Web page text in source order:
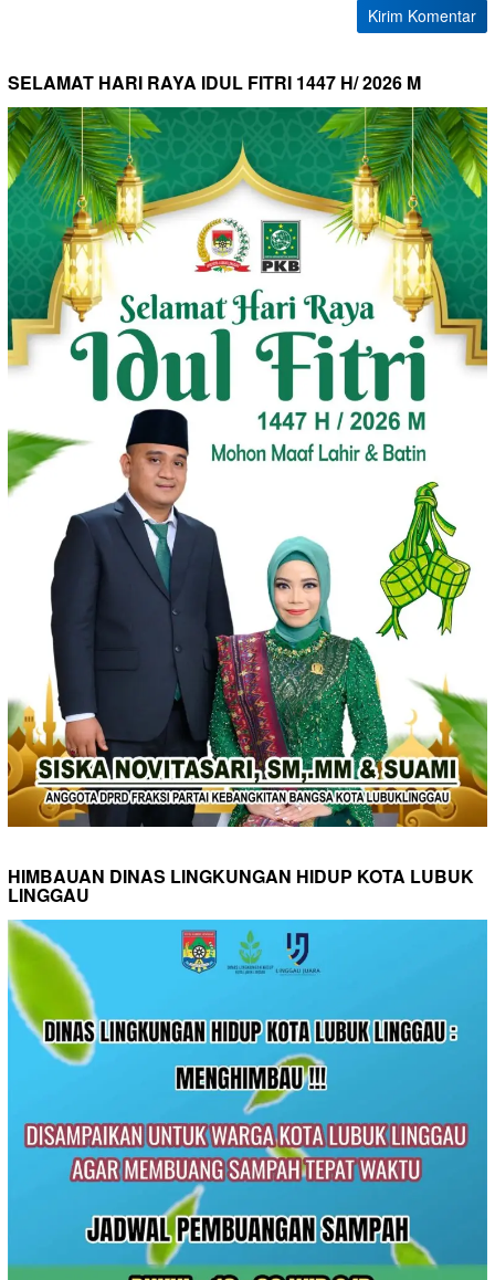
SELAMAT HARI RAYA IDUL FITRI 1447 H/ 2026 M
HIMBAUAN DINAS LINGKUNGAN HIDUP KOTA LUBUK
LINGGAU